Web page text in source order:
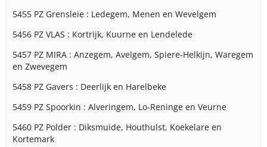
5455 PZ Grensleie : Ledegem, Menen en Wevelgem
5456 PZ VLAS : Kortrijk, Kuurne en Lendelede
5457 PZ MIRA : Anzegem, Avelgem, Spiere-Helkijn, Waregem
en Zwevegem
5458 PZ Gavers : Deerlijk en Harelbeke
5459 PZ Spoorkin : Alveringem, Lo-Reninge en Veurne
5460 PZ Polder : Diksmuide, Houthulst, Koekelare en
Kortemark